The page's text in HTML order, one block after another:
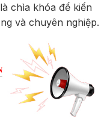
chìa khóa để kiến
và chuyên nghiệp.